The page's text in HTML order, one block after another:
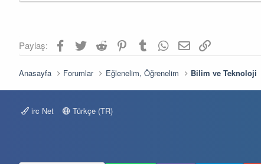
Paylaş: Facebook
TwitterReddit PinterestTumblrWhatsApp
E-postaLink
Anasayfa Forumlar Eğlenelim, Öğrenelim Bilim ve Teknoloji
irc Net Türkçe (TR)